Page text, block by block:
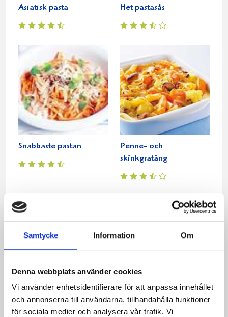
Samtycke Information Om
Denna webbplats använder cookies
Vi använder enhetsidentifierare för att anpassa innehållet
och annonserna till användarna, tillhandahålla funktioner
för sociala medier och analysera vår trafik. Vi
Asiatisk pasta Het pastasås
Snabbaste pastan
Penne- och
skinkgratäng
Kasslergratäng Kycklingpastagratäng